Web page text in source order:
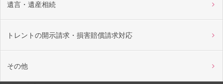
遺言・遺産相続
トレントの開示請求・損害賠償請求対応
その他